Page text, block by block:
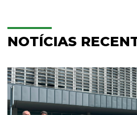
NOTÍCIAS